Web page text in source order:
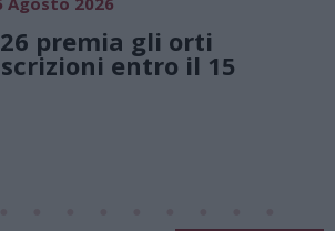
Vivi l’estate a Villa
natura e atmosfere senza
Lago di Lugano